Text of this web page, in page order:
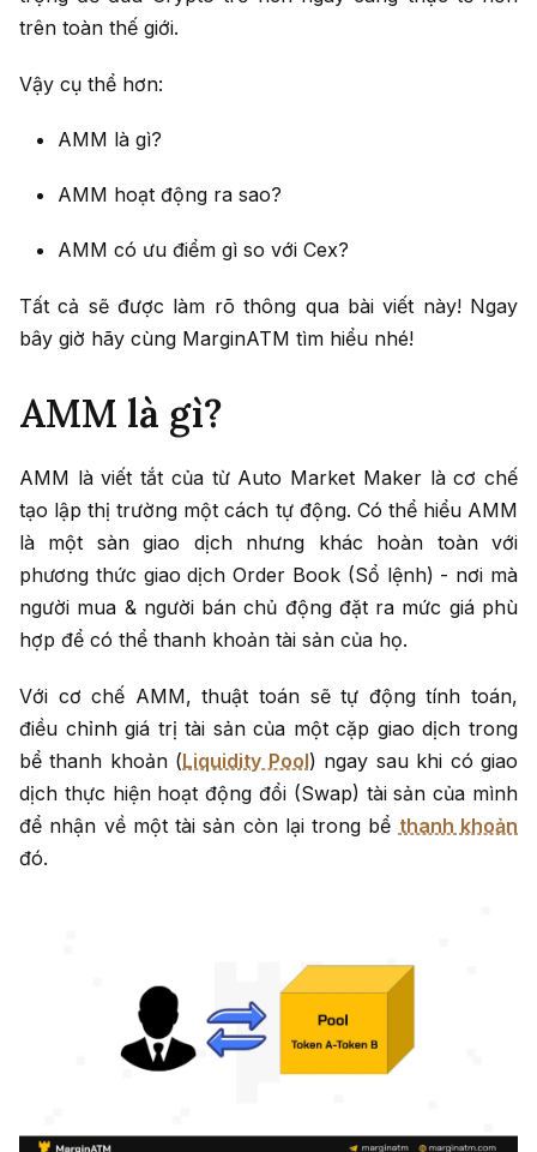
trên toàn thế giới.
Vậy cụ thể hơn:
AMM là gì?
AMM hoạt động ra sao?
AMM có ưu điểm gì so với Cex?
Tất cả sẽ được làm rõ thông qua bài viết này! Ngay
bây giờ hãy cùng MarginATM tìm hiểu nhé!
AMM là gì?
AMM là viết tắt của từ Auto Market Maker là cơ chế
tạo lập thị trường một cách tự động. Có thể hiểu AMM
là một sàn giao dịch nhưng khác hoàn toàn với
phương thức giao dịch Order Book (Sổ lệnh) - nơi mà
người mua & người bán chủ động đặt ra mức giá phù
hợp để có thể thanh khoản tài sản của họ.
Với cơ chế AMM, thuật toán sẽ tự động tính toán,
điều chỉnh giá trị tài sản của một cặp giao dịch trong
bể thanh khoản (Liquidity Pool) ngay sau khi có giao
dịch thực hiện hoạt động đổi (Swap) tài sản của mình
để nhận về một tài sản còn lại trong bể thanh khoản
đó.